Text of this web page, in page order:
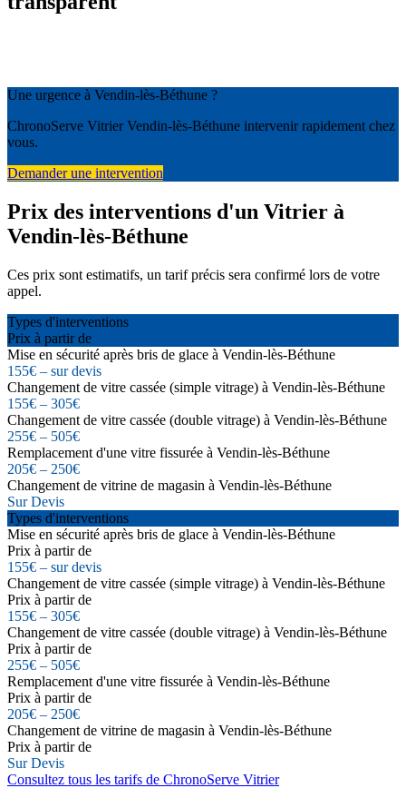
Une urgence à Vendin-lès-Béthune ?
ChronoServe Vitrier Vendin-lès-Béthune intervenir rapidement chez
vous.
Demander une intervention
Prix des interventions d'un Vitrier à
Vendin-lès-Béthune
Ces prix sont estimatifs, un tarif précis sera confirmé lors de votre
appel.
Types d'interventions
Prix à partir de
Mise en sécurité après bris de glace à Vendin-lès-Béthune
155€ – sur devis
Changement de vitre cassée (simple vitrage) à Vendin-lès-Béthune
155€ – 305€
Changement de vitre cassée (double vitrage) à Vendin-lès-Béthune
255€ – 505€
Remplacement d'une vitre fissurée à Vendin-lès-Béthune
205€ – 250€
Changement de vitrine de magasin à Vendin-lès-Béthune
Sur Devis
Types d'interventions
Mise en sécurité après bris de glace à Vendin-lès-Béthune
Prix à partir de
155€ – sur devis
Changement de vitre cassée (simple vitrage) à Vendin-lès-Béthune
Prix à partir de
155€ – 305€
Changement de vitre cassée (double vitrage) à Vendin-lès-Béthune
Prix à partir de
255€ – 505€
Remplacement d'une vitre fissurée à Vendin-lès-Béthune
Prix à partir de
205€ – 250€
Changement de vitrine de magasin à Vendin-lès-Béthune
Prix à partir de
Sur Devis
Consultez tous les tarifs de ChronoServe Vitrier